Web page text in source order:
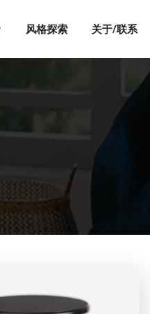
风格探索 关于/联系